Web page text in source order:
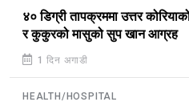
४० डिग्री तापक्रममा उत्तर
र कुकुरको मासुको सुप खान आग्रह
1 दिन अगाडी
HEALTH/HOSPITAL